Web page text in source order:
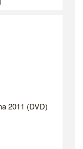
2011 (DVD)